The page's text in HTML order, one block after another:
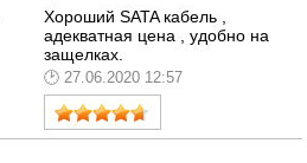
Хороший SATA кабель ,
адекватная цена , удобно на
защелках.
27.06.2020 12:57